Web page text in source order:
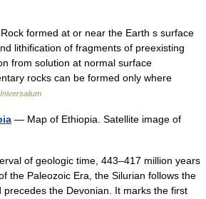
formed at or near the Earth s surface
lithification of fragments of preexisting
from solution at normal surface
rocks can be formed only where
— Map of Ethiopia. Satellite image of
of geologic time, 443–417 million years
the Paleozoic Era, the Silurian follows the
precedes the Devonian. It marks the first